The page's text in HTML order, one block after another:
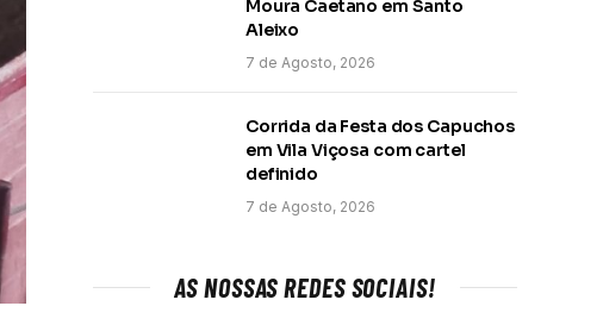
Moura Caetano em Santo
Aleixo
7 de Agosto, 2026
Corrida da Festa dos Capuchos
em Vila Viçosa com cartel
definido
7 de Agosto, 2026
AS NOSSAS REDES SOCIAIS!